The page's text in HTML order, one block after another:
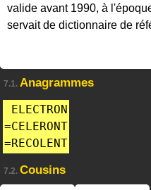
valide avant 1990, à
servait de dictionnaire de
7.1. Anagrammes
ELECTRON
=CELERONT
=RECOLENT
7.2. Cousins